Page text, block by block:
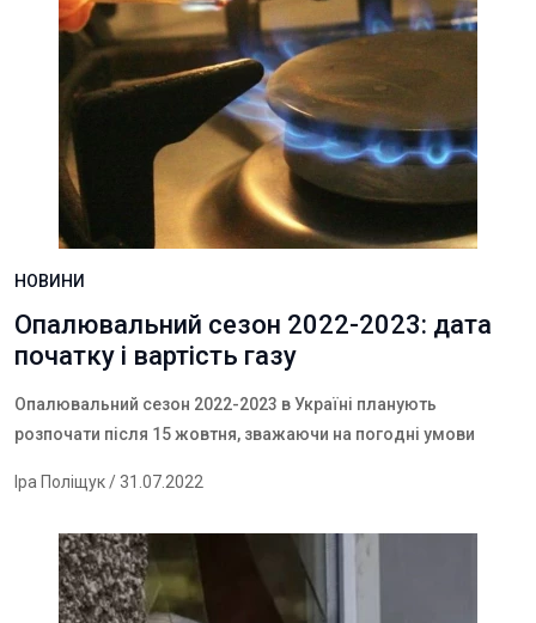
НОВИНИ
Опалювальний сезон 2022-2023: дата
початку і вартість газу
Опалювальний сезон 2022-2023 в Україні планують
розпочати після 15 жовтня, зважаючи на погодні умови
Іра Поліщук/ 31.07.2022